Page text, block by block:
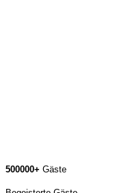
500000+ Gäste